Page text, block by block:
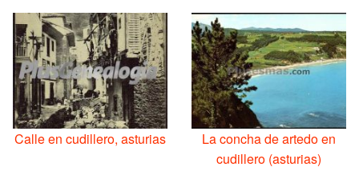
Calle en cudillero, asturias
La concha de artedo en
cudillero (asturias)